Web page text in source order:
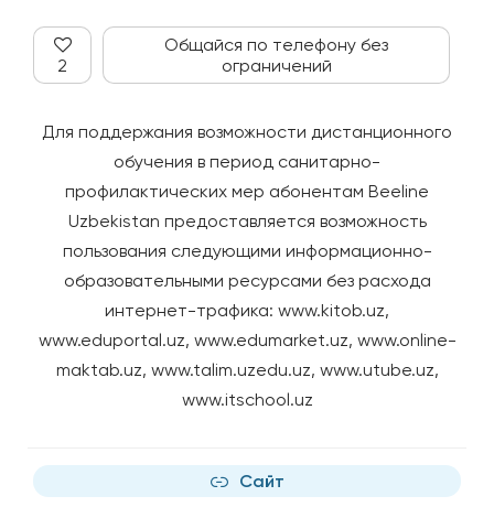
2
Общайся по телефону без
ограничений
Для поддержания возможности дистанционного
обучения в период санитарно-
профилактических мер абонентам Beeline
Uzbekistan предоставляется возможность
пользования следующими информационно-
образовательными ресурсами без расхода
интернет-трафика: www.kitob.uz,
www.eduportal.uz, www.edumarket.uz, www.online-
maktab.uz, www.talim.uzedu.uz, www.utube.uz,
www.itschool.uz
Сайт